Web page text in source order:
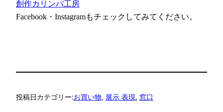
創作カリンバ工房
Facebook・Instagramもチェックしてみてください。
投稿日カテゴリー:お買い物, 展示 表現, 窓口